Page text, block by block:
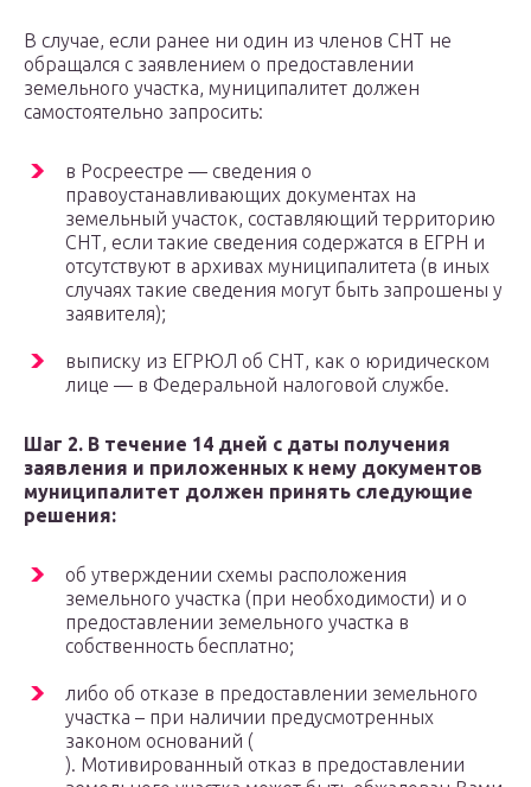
В случае, если ранее ни один из членов СНТ не
обращался с заявлением о предоставлении
земельного участка, муниципалитет должен
самостоятельно запросить:
в Росреестре — сведения о
правоустанавливающих документах на
земельный участок, составляющий территорию
СНТ, если такие сведения содержатся в ЕГРН и
отсутствуют в архивах муниципалитета (в иных
случаях такие сведения могут быть запрошены у
заявителя);
выписку из ЕГРЮЛ об СНТ, как о юридическом
лице — в Федеральной налоговой службе.
Шаг 2. В течение 14 дней с даты получения
заявления и приложенных к нему документов
муниципалитет должен принять следующие
решения:
об утверждении схемы расположения
земельного участка (при необходимости) и о
предоставлении земельного участка в
собственность бесплатно;
либо об отказе в предоставлении земельного
участка – при наличии предусмотренных
законом оснований (
). Мотивированный отказ в предоставлении